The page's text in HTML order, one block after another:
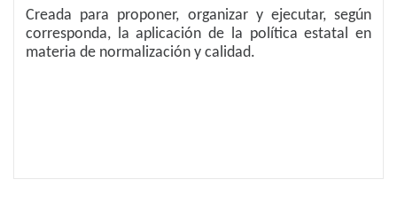
Creada para proponer, organizar y ejecutar, según
corresponda, la aplicación de la política estatal en
materia de normalización y calidad.